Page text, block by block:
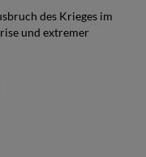
des Krieges im
und extremer